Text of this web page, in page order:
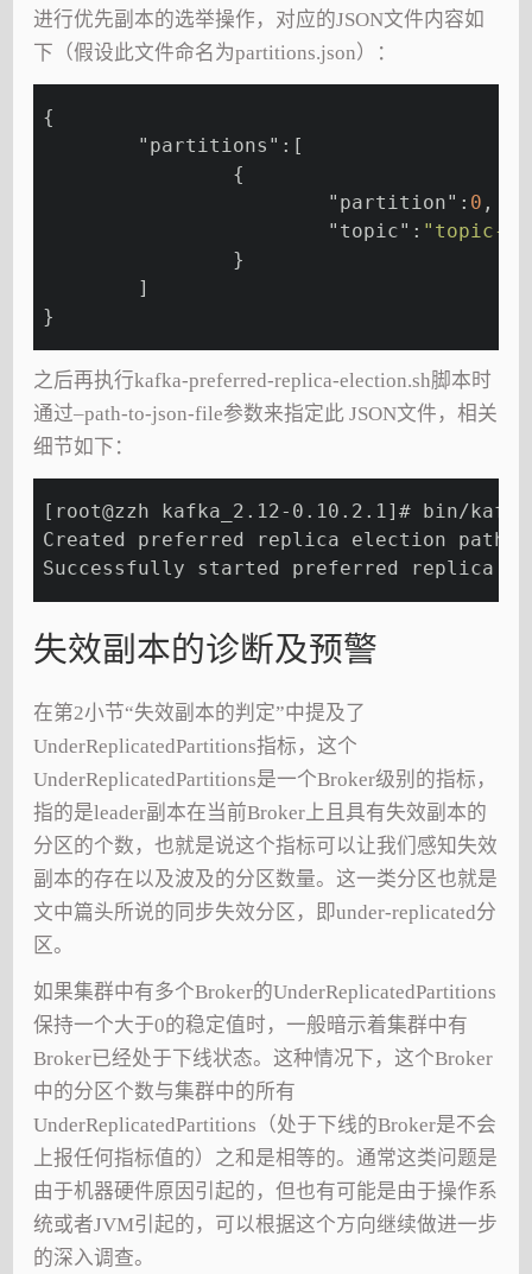
进行优先副本的选举操作，对应的JSON文件内容如
下（假设此文件命名为partitions.json）：
{
"partitions" :[
                {
"partition" : 0 ,
"topic" : "topic-1"
                }
        ]
}
之后再执行kafka-preferred-replica-election.sh脚本时
通过–path-to-json-file参数来指定此 JSON文件，相关
细节如下：
[root@zzh kafka_2.12-0.10.2.1]# bin/
Created preferred replica election
Successfully started preferred replica
失效副本的诊断及预警
在第2小节“失效副本的判定”中提及了
UnderReplicatedPartitions指标，这个
UnderReplicatedPartitions是一个Broker级别的指标，
指的是leader副本在当前Broker上且具有失效副本的
分区的个数，也就是说这个指标可以让我们感知失效
副本的存在以及波及的分区数量。这一类分区也就是
文中篇头所说的同步失效分区，即under-replicated分
区。
如果集群中有多个Broker的UnderReplicatedPartitions
保持一个大于0的稳定值时，一般暗示着集群中有
Broker已经处于下线状态。这种情况下，这个Broker
中的分区个数与集群中的所有
UnderReplicatedPartitions（处于下线的Broker是不会
上报任何指标值的）之和是相等的。通常这类问题是
由于机器硬件原因引起的，但也有可能是由于操作系
统或者JVM引起的，可以根据这个方向继续做进一步
的深入调查。